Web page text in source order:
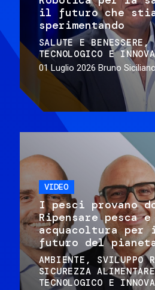
il futuro che
sperimentando
SALUTE E BENESSERE
TECNOLOGICO E
01 Luglio 2026 Bruno Siciliano
VIDEO
I pesci provano
Ripensare pesca e
acquacoltura per
futuro del
AMBIENTE
SVILUPPO
SICUREZZA ALIMENTARE
TECNOLOGICO E